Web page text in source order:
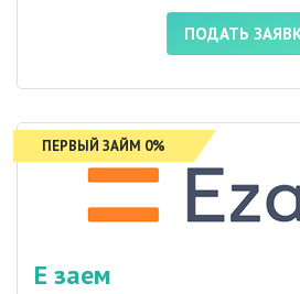
ПОДАТЬ
ПЕРВЫЙ ЗАЙМ 0%
Е заем